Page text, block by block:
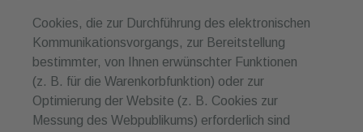
Cookies, die zur Durchführung des elektronischen
Kommunikationsvorgangs, zur Bereitstellung
bestimmter, von Ihnen erwünschter Funktionen
(z. B. für die Warenkorbfunktion) oder zur
Optimierung der Website (z. B. Cookies zur
Messung des Webpublikums) erforderlich sind